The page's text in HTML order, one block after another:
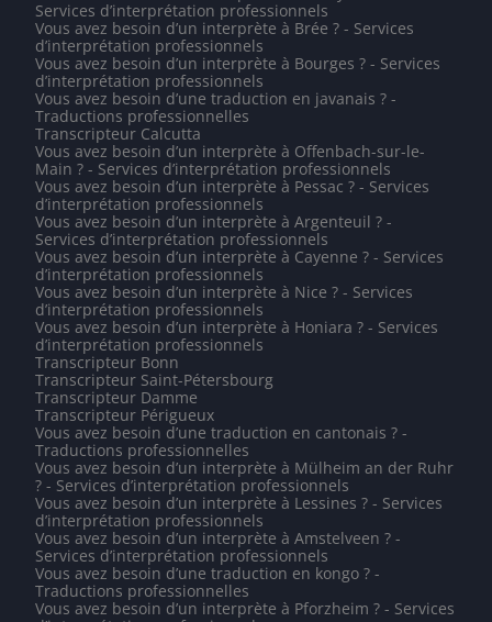
Services d’interprétation professionnels
Vous avez besoin d’un interprète à Brée ? - Services
d’interprétation professionnels
Vous avez besoin d’un interprète à Bourges ? - Services
d’interprétation professionnels
Vous avez besoin d’une traduction en javanais ? -
Traductions professionnelles
Transcripteur Calcutta
Vous avez besoin d’un interprète à Offenbach-sur-le-
Main ? - Services d’interprétation professionnels
Vous avez besoin d’un interprète à Pessac ? - Services
d’interprétation professionnels
Vous avez besoin d’un interprète à Argenteuil ? -
Services d’interprétation professionnels
Vous avez besoin d’un interprète à Cayenne ? - Services
d’interprétation professionnels
Vous avez besoin d’un interprète à Nice ? - Services
d’interprétation professionnels
Vous avez besoin d’un interprète à Honiara ? - Services
d’interprétation professionnels
Transcripteur Bonn
Transcripteur Saint-Pétersbourg
Transcripteur Damme
Transcripteur Périgueux
Vous avez besoin d’une traduction en cantonais ? -
Traductions professionnelles
Vous avez besoin d’un interprète à Mülheim an der Ruhr
? - Services d’interprétation professionnels
Vous avez besoin d’un interprète à Lessines ? - Services
d’interprétation professionnels
Vous avez besoin d’un interprète à Amstelveen ? -
Services d’interprétation professionnels
Vous avez besoin d’une traduction en kongo ? -
Traductions professionnelles
Vous avez besoin d’un interprète à Pforzheim ? - Services